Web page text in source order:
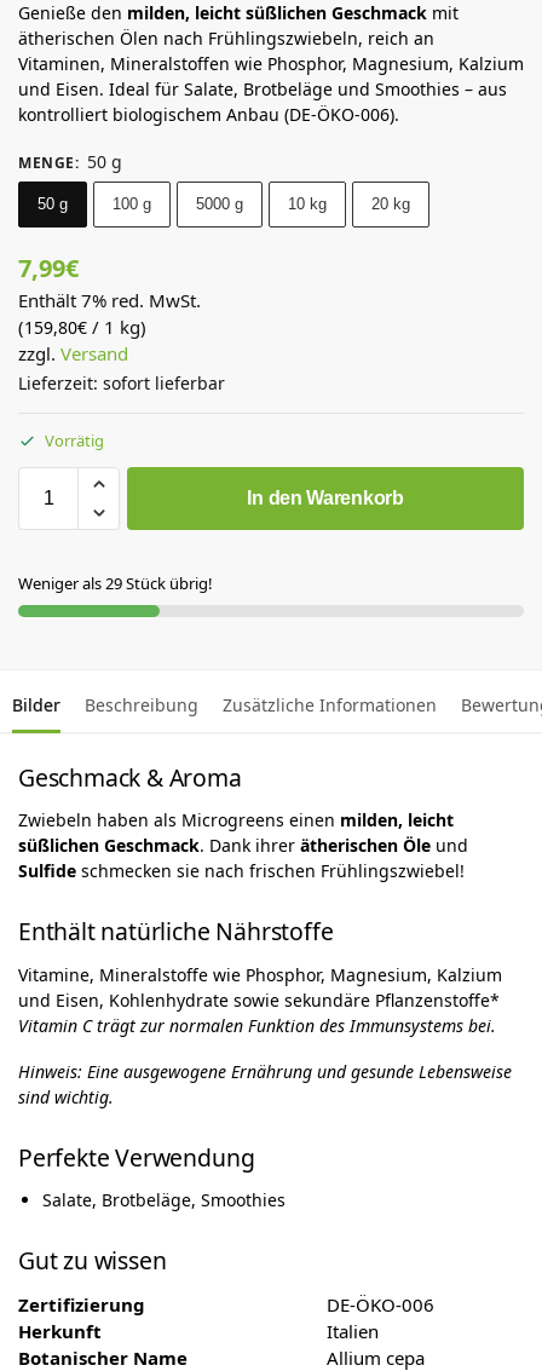
Genieße den milden, leicht süßlichen Geschmack mit
ätherischen Ölen nach Frühlingszwiebeln, reich an
Vitaminen, Mineralstoffen wie Phosphor, Magnesium, Kalzium
und Eisen. Ideal für Salate, Brotbeläge und Smoothies – aus
kontrolliert biologischem Anbau (DE-ÖKO-006).
MENGE: 50 g
50 g 100 g 5000 g 10 kg 20 kg
7,99€
Enthält 7% red. MwSt.
(159,80€ / 1 kg)
zzgl. Versand
Lieferzeit: sofort lieferbar
Vorrätig
In den Warenkorb
Weniger als 29 Stück übrig!
Bilder Beschreibung Zusätzliche Informationen
Geschmack & Aroma
Zwiebeln haben als Microgreens einen milden, leicht
süßlichen Geschmack. Dank ihrer ätherischen Öle und
Sulfide schmecken sie nach frischen Frühlingszwiebel!
Enthält natürliche Nährstoffe
Vitamine, Mineralstoffe wie Phosphor, Magnesium, Kalzium
und Eisen, Kohlenhydrate sowie sekundäre Pflanzenstoffe*
Vitamin C trägt zur normalen Funktion des Immunsystems bei.
Hinweis: Eine ausgewogene Ernährung und gesunde Lebensweise
sind wichtig.
Perfekte Verwendung
Salate, Brotbeläge, Smoothies
Gut zu wissen
Zertifizierung
DE-ÖKO-006
Herkunft
Italien
Botanischer Name
Allium cepa